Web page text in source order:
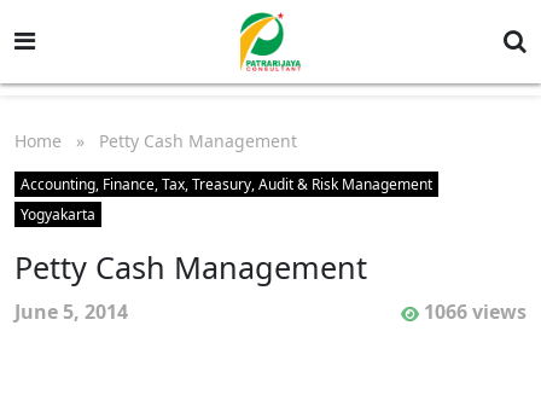
Home » Petty Cash Management
Accounting, Finance, Tax, Treasury, Audit & Risk Management
Yogyakarta
Petty Cash Management
June 5, 2014 1066 views